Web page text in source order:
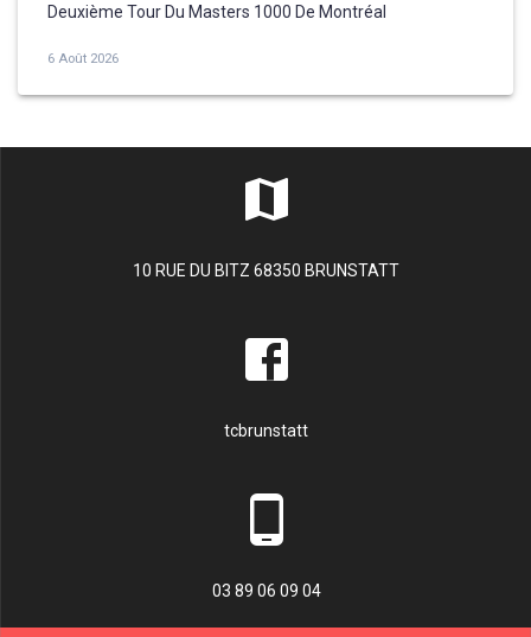
Deuxième Tour Du Masters 1000 De Montréal
6 Août 2026
10 RUE DU BITZ 68350 BRUNSTATT
tcbrunstatt
03 89 06 09 04